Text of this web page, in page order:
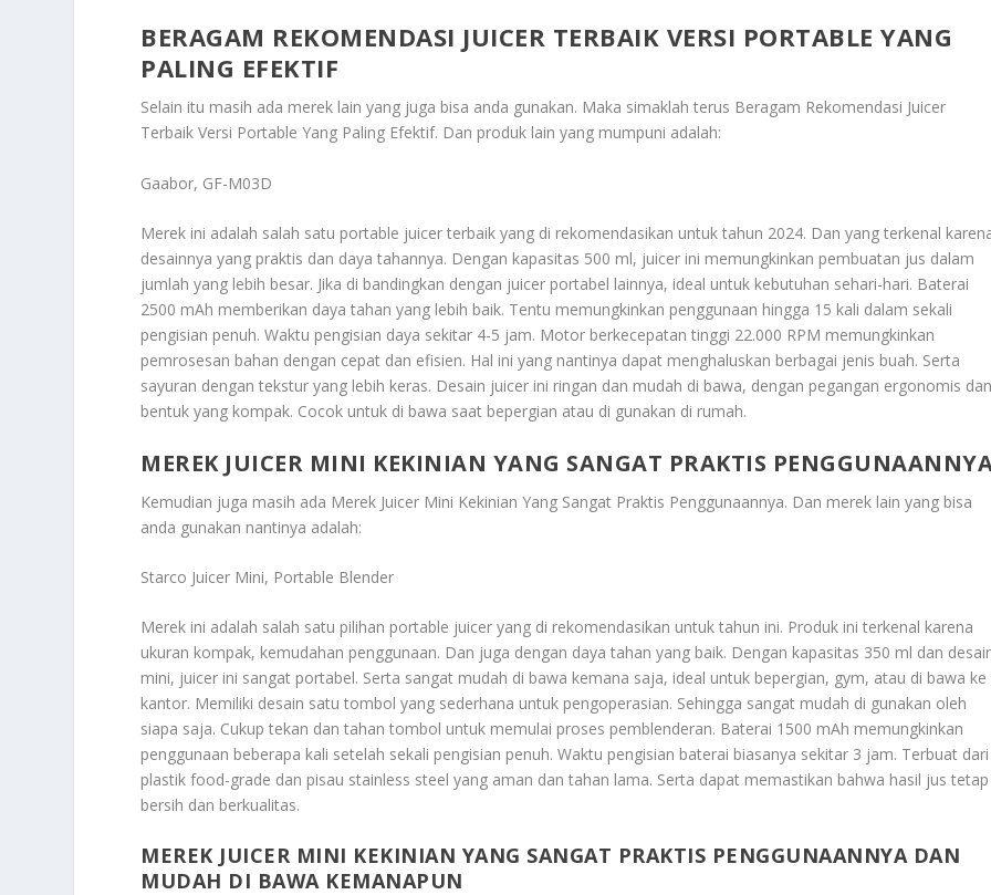
BERAGAM REKOMENDASI JUICER TERBAIK VERSI PORTABLE YANG
PALING EFEKTIF
Selain itu masih ada merek lain yang juga bisa anda gunakan. Maka simaklah terus Beragam Rekomendasi Juicer
Terbaik Versi Portable Yang Paling Efektif. Dan produk lain yang mumpuni adalah:
Gaabor, GF-M03D
Merek ini adalah salah satu portable juicer terbaik yang di rekomendasikan untuk tahun 2024. Dan yang terkenal
desainnya yang praktis dan daya tahannya. Dengan kapasitas 500 ml, juicer ini memungkinkan pembuatan jus dalam
jumlah yang lebih besar. Jika di bandingkan dengan juicer portabel lainnya, ideal untuk kebutuhan sehari-hari. Baterai
2500 mAh memberikan daya tahan yang lebih baik. Tentu memungkinkan penggunaan hingga 15 kali dalam sekali
pengisian penuh. Waktu pengisian daya sekitar 4-5 jam. Motor berkecepatan tinggi 22.000 RPM memungkinkan
pemrosesan bahan dengan cepat dan efisien. Hal ini yang nantinya dapat menghaluskan berbagai jenis buah. Serta
sayuran dengan tekstur yang lebih keras. Desain juicer ini ringan dan mudah di bawa, dengan pegangan ergonomis
bentuk yang kompak. Cocok untuk di bawa saat bepergian atau di gunakan di rumah.
MEREK JUICER MINI KEKINIAN YANG SANGAT PRAKTIS
Kemudian juga masih ada Merek Juicer Mini Kekinian Yang Sangat Praktis Penggunaannya. Dan merek lain yang bisa
anda gunakan nantinya adalah:
Starco Juicer Mini, Portable Blender
Merek ini adalah salah satu pilihan portable juicer yang di rekomendasikan untuk tahun ini. Produk ini terkenal karena
ukuran kompak, kemudahan penggunaan. Dan juga dengan daya tahan yang baik. Dengan kapasitas 350 ml dan
mini, juicer ini sangat portabel. Serta sangat mudah di bawa kemana saja, ideal untuk bepergian, gym, atau di bawa ke
kantor. Memiliki desain satu tombol yang sederhana untuk pengoperasian. Sehingga sangat mudah di gunakan oleh
siapa saja. Cukup tekan dan tahan tombol untuk memulai proses pemblenderan. Baterai 1500 mAh memungkinkan
penggunaan beberapa kali setelah sekali pengisian penuh. Waktu pengisian baterai biasanya sekitar 3 jam. Terbuat dari
plastik food-grade dan pisau stainless steel yang aman dan tahan lama. Serta dapat memastikan bahwa hasil jus tetap
bersih dan berkualitas.
MEREK JUICER MINI KEKINIAN YANG SANGAT PRAKTIS PENGGUNAANNYA DAN
MUDAH DI BAWA KEMANAPUN